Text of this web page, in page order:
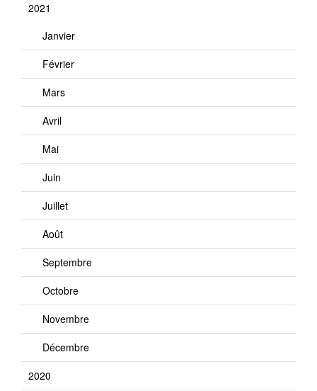
2021
Janvier
Février
Mars
Avril
Mai
Juin
Juillet
Août
Septembre
Octobre
Novembre
Décembre
2020